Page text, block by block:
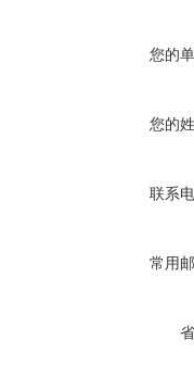
您的
您的
联系
常用